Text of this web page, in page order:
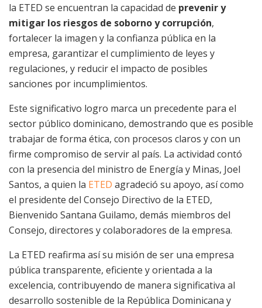
la ETED se encuentran la capacidad de prevenir y
mitigar los riesgos de soborno y corrupción,
fortalecer la imagen y la confianza pública en la
empresa, garantizar el cumplimiento de leyes y
regulaciones, y reducir el impacto de posibles
sanciones por incumplimientos.
Este significativo logro marca un precedente para el
sector público dominicano, demostrando que es posible
trabajar de forma ética, con procesos claros y con un
firme compromiso de servir al país. La actividad contó
con la presencia del ministro de Energía y Minas, Joel
Santos, a quien la ETED agradeció su apoyo, así como
el presidente del Consejo Directivo de la ETED,
Bienvenido Santana Guilamo, demás miembros del
Consejo, directores y colaboradores de la empresa.
La ETED reafirma así su misión de ser una empresa
pública transparente, eficiente y orientada a la
excelencia, contribuyendo de manera significativa al
desarrollo sostenible de la República Dominicana y